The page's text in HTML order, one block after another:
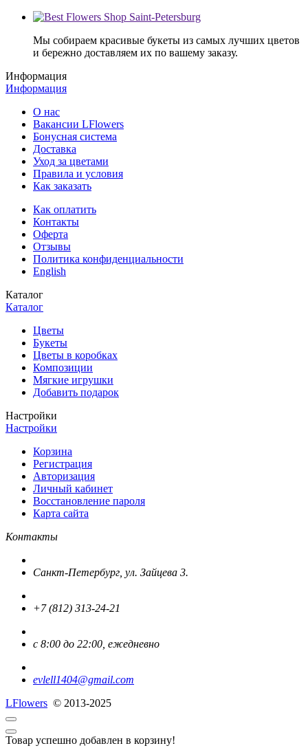
Мы собираем красивые букеты из самых лучших цветов
и бережно доставляем их по вашему заказу.
Информация
Информация
О нас
Вакансии LFlowers
Бонусная система
Доставка
Уход за цветами
Правила и условия
Как заказать
Как оплатить
Контакты
Оферта
Отзывы
Политика конфиденциальности
English
Каталог
Каталог
Цветы
Букеты
Цветы в коробках
Композиции
Мягкие игрушки
Добавить подарок
Настройки
Настройки
Корзина
Регистрация
Авторизация
Личный кабинет
Восстановление пароля
Карта сайта
Контакты
Санкт-Петербург, ул. Зайцева 3.
+7 (812) 313-24-21
с 8:00 до 22:00, ежедневно
evlell1404@gmail.com
LFlowers © 2013-2025
Товар успешно добавлен в корзину!